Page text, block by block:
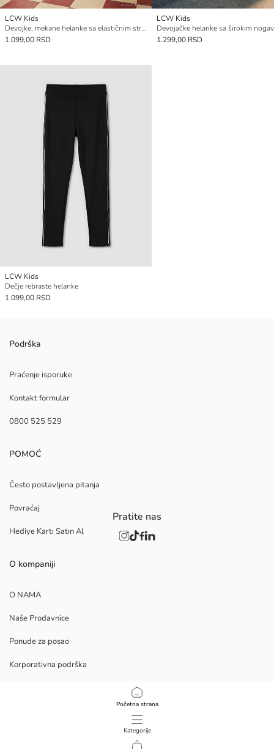
Početna strana
Kategorije
LCW Kids
Devojke, mekane helanke sa elastičnim strukom
1.099,00 RSD
LCW Kids
1.299,00 RSD
LCW Kids
Dečje rebraste helanke
1.099,00 RSD
Podrška
Praćenje isporuke
Kontakt formular
0800 525 529
POMOĆ
Često postavljena pitanja
Povraćaj
Hediye Kartı Satın Al
O kompaniji
O NAMA
Naše Prodavnice
Ponude za posao
Korporativna podrška
Politika privatnosti i bezbednosti podataka
Pratite nas